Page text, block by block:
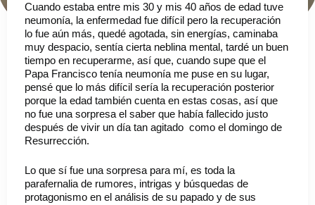
Cuando estaba entre mis 30 y mis 40 años de edad tuve
neumonía, la enfermedad fue difícil pero la recuperación
lo fue aún más, quedé agotada, sin energías, caminaba
muy despacio, sentía cierta neblina mental, tardé un buen
tiempo en recuperarme, así que, cuando supe que el
Papa Francisco tenía neumonía me puse en su lugar,
pensé que lo más difícil sería la recuperación posterior
porque la edad también cuenta en estas cosas, así que
no fue una sorpresa el saber que había fallecido justo
después de vivir un día tan agitado como el domingo de
Resurrección.
Lo que sí fue una sorpresa para mí, es toda la
parafernalia de rumores, intrigas y búsquedas de
protagonismo en el análisis de su papado y de sus